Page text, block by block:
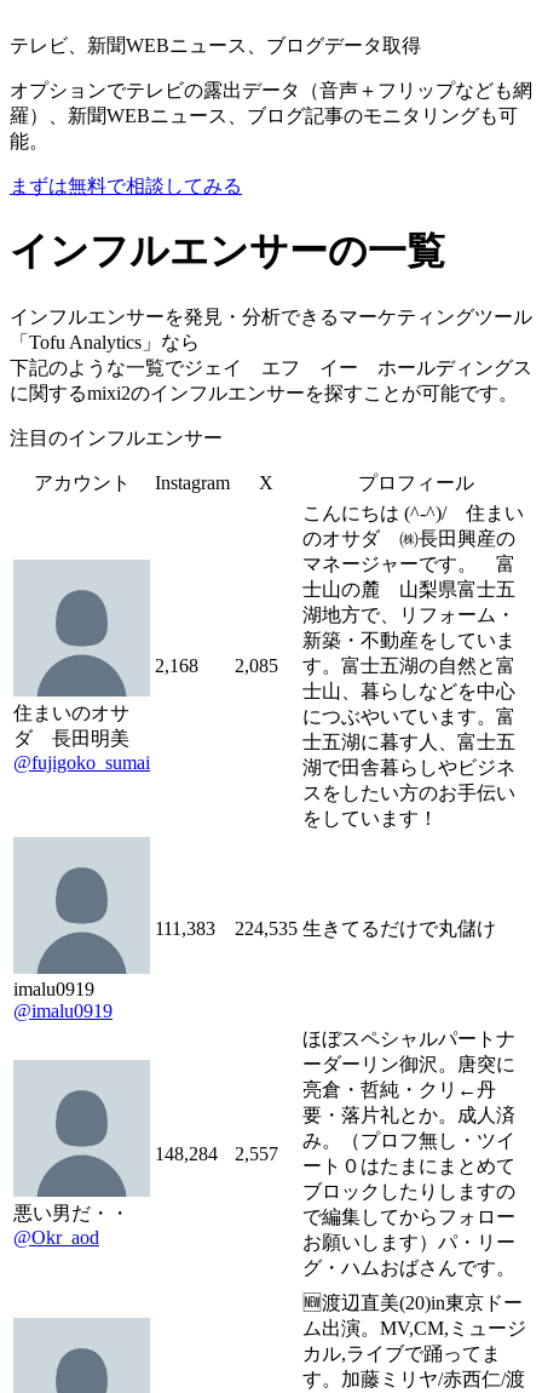
テレビ、新聞WEBニュース、ブログデータ取得
オプションでテレビの露出データ（音声＋フリップなども網
羅）、新聞WEBニュース、ブログ記事のモニタリングも可
能。
まずは無料で相談してみる
インフルエンサーの一覧
インフルエンサーを発見・分析できるマーケティングツール
「Tofu Analytics」なら
下記のような一覧でジェイ エフ イー ホールディングス
に関するmixi2のインフルエンサーを探すことが可能です。
注目のインフルエンサー
アカウント Instagram X プロフィール
住まいのオサ
ダ 長田明美
@fujigoko_sumai
2,168 2,085
こんにちは (^-^)/ 住まい
のオサダ ㈱長田興産の
マネージャーです。 富
士山の麓 山梨県富士五
湖地方で、リフォーム・
新築・不動産をしていま
す。富士五湖の自然と富
士山、暮らしなどを中心
につぶやいています。富
士五湖に暮す人、富士五
湖で田舎暮らしやビジネ
スをしたい方のお手伝い
をしています！
imalu0919
@imalu0919
111,383 224,535 生きてるだけで丸儲け
悪い男だ・・
@Okr_aod
148,284 2,557
ほぼスペシャルパートナ
ーダーリン御沢。唐突に
亮倉・哲純・クリ←丹
要・落片礼とか。成人済
み。（プロフ無し・ツイ
ート０はたまにまとめて
ブロックしたりしますの
で編集してからフォロー
お願いします）パ・リー
グ・ハムおばさんです。
🆕渡辺直美(20)in東京ドー
ム出演。MV,CM,ミュージ
カル,ライブで踊ってま
す。加藤ミリヤ/赤西仁/渡